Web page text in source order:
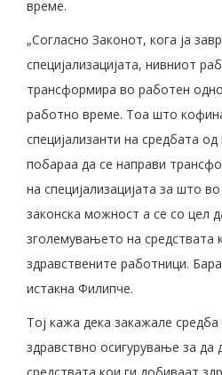
време.
„Согласно Законот, кога ја
специјализацијата, нивниот
трансформира во работен
работно време. Тоа што
специјализанти на средбата
побараа да се направи
на специјализацијата за што
законска можност а се со цел
зголемувањето на средствата
здравствените работници.
истакна Филипче.
Тој кажа дека закажале
здравствно осигурување за да